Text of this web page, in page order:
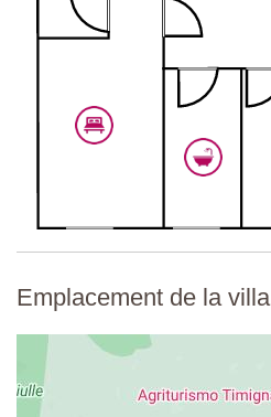
Emplacement de la villa